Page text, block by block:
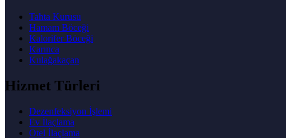
Tahta Kurusu
Hamam Böceği
Kalorifer Böceği
Karınca
Kulağakaçan
Hizmet Türleri
Dezenfeksiyon İşlemi
Ev İlaçlama
Otel İlaçlama